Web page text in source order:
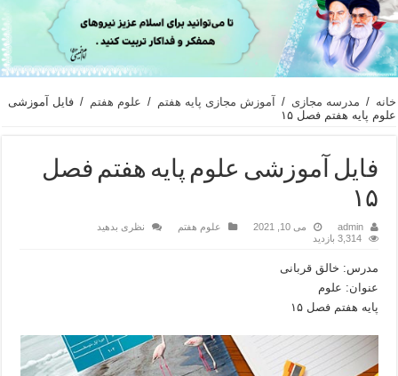
خانه / مدرسه مجازی / آموزش مجازی پایه هفتم / علوم هفتم / فایل آموزشی
علوم پایه هفتم فصل ۱۵
فایل آموزشی علوم پایه هفتم فصل
۱۵
admin می 10, 2021 علوم هفتم
نظری بدهید
3,314 بازدید
مدرس: خالق قربانی
عنوان: علوم
پایه هفتم فصل ۱۵